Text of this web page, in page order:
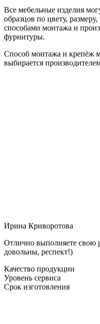
Все мебельные изделия
образцов по цвету,
способами монтажа и
фурнитуры.
Способ монтажа и крепёж
выбирается
Ирина Криворотова
Отлично выполняете свою
довольны, респект!)
Качество продукции
Уровень сервиса
Срок изготовления